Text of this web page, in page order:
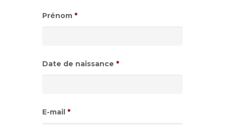
Prénom *
Date de naissance *
de
E-mail *